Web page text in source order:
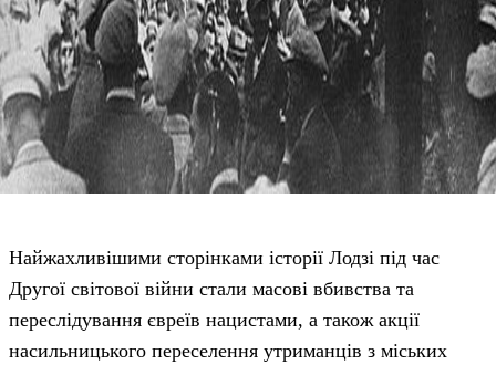
Найжахливішими сторінками історії Лодзі під час
Другої світової війни стали масові вбивства та
переслідування євреїв нацистами, а також акції
насильницького переселення утриманців з міських